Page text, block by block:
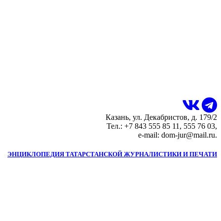
Казань, ул. Декабристов, д. 179/2
Тел.: +7 843 555 85 11, 555 76 03,
e-mail: dom-jur@mail.ru.
ЭНЦИКЛОПЕДИЯ ТАТАРСТАНСКОЙ ЖУРНАЛИСТИКИ И ПЕЧАТИ